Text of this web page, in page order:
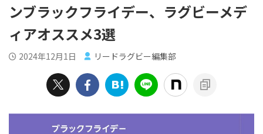
ンブラックフライデー、ラグビーメデ
ィアオススメ3選
2024年12月1日 リードラグビー編集部